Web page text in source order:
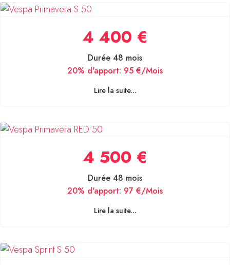
4 400 €
Durée 48 mois
20% d'apport: 95 €/Mois
Lire la suite...
4 500 €
Durée 48 mois
20% d'apport: 97 €/Mois
Lire la suite...